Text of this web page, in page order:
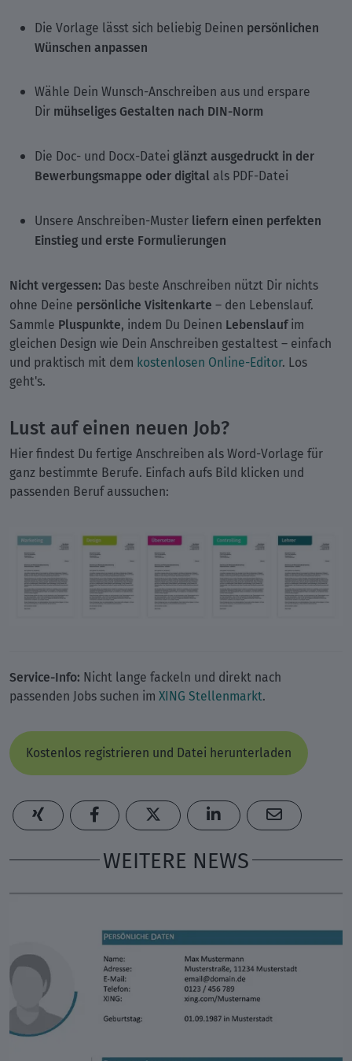
Die Vorlage lässt sich beliebig Deinen persönlichen
Wünschen anpassen
Wähle Dein Wunsch-Anschreiben aus und erspare
Dir mühseliges Gestalten nach DIN-Norm
Die Doc- und Docx-Datei glänzt ausgedruckt in der
Bewerbungsmappe oder digital als PDF-Datei
Unsere Anschreiben-Muster liefern einen perfekten
Einstieg und erste Formulierungen
Nicht vergessen: Das beste Anschreiben nützt Dir nichts
ohne Deine persönliche Visitenkarte – den Lebenslauf.
Sammle Pluspunkte, indem Du Deinen Lebenslaufim
gleichen Design wie Dein Anschreiben gestaltest – einfach
und praktisch mit dem kostenlosen Online-Editor. Los
geht's.
Lust auf einen neuen Job?
Hier findest Du fertige Anschreiben als Word-Vorlage für
ganz bestimmte Berufe. Einfach aufs Bild klicken und
passenden Beruf aussuchen:
Service-Info: Nicht lange fackeln und direkt nach
passenden Jobs suchen im XING Stellenmarkt.
Kostenlos registrieren und Datei herunterladen
WEITERE NEWS